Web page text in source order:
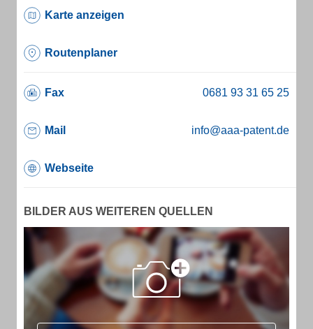
Karte anzeigen
Routenplaner
Fax
Mail info@aaa-patent.de
Webseite
BILDER AUS WEITEREN QUELLEN